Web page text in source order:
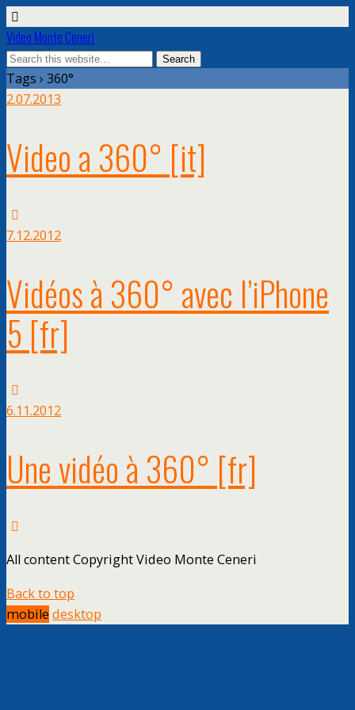
Video Monte Ceneri
Tags › 360°
2.07.2013
Video a 360° [it]
7.12.2012
Vidéos à 360° avec l’iPhone
5 [fr]
6.11.2012
Une vidéo à 360° [fr]
All content Copyright Video Monte Ceneri
Back to top
mobile desktop